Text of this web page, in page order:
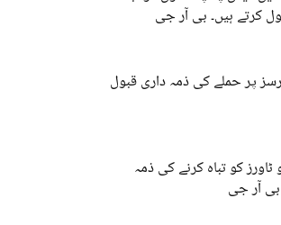
کرتے ہیں۔ بی آر جی
پر حملے کی ذمہ داری قبول
کو تباہ کرنے کی ذمہ
بی آر جی